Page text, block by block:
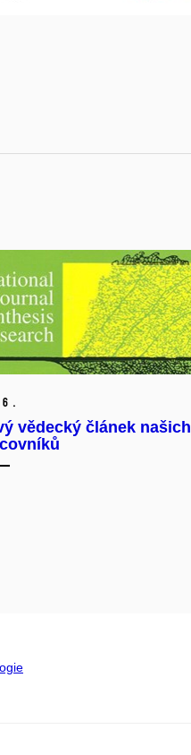
6.
vědecký článek našich